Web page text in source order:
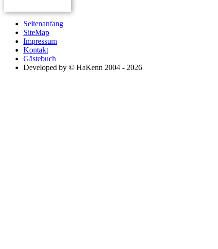
Seitenanfang
SiteMap
Impressum
Kontakt
Gästebuch
Developed by © HaKenn 2004 - 2026